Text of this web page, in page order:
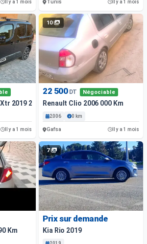
Il y a 1 mois Tunis Il y a 1 mois
2019 226000 Km
Il y a 1 mois
10
22 500 DT Négociable
Renault Clio 2006 000 Km
2006 0 km
Gafsa Il y a 1 mois
Km
7
Prix sur demande
Kia Rio 2019